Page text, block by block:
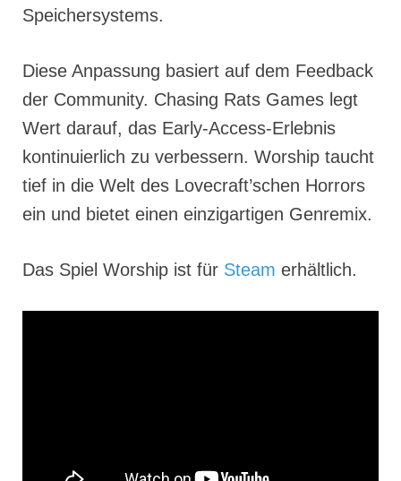
Speichersystems.
Diese Anpassung basiert auf dem Feedback
der Community. Chasing Rats Games legt
Wert darauf, das Early-Access-Erlebnis
kontinuierlich zu verbessern. Worship taucht
tief in die Welt des Lovecraft’schen Horrors
ein und bietet einen einzigartigen Genremix.
Das Spiel Worship ist für Steam erhältlich.